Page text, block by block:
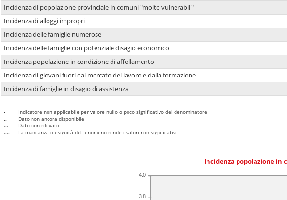
Incidenza di popolazione provinciale in comuni "molto vulnerabili"
Incidenza di alloggi impropri
Incidenza delle famiglie numerose
Incidenza delle famiglie con potenziale disagio economico
Incidenza popolazione in condizione di affollamento
Incidenza di giovani fuori dal mercato del lavoro e dalla formazione
Incidenza di famiglie in disagio di assistenza
-
Indicatore non applicabile per valore nullo o poco significativo del denominatore
..
Dato non ancora disponibile
...
Dato non rilevato
....
La mancanza o esiguità del fenomeno rende i valori non significativi
Incidenza popolazione
3.8
4.0